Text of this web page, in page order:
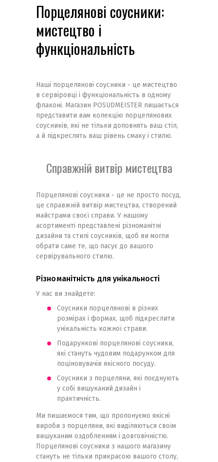
Порцелянові соусники:
мистецтво і
функціональність
Наші порцелянові соусники - це мистецтво
в сервіровці і функціональність в одному
флаконі. Магазин POSUDMEISTER пишається
представити вам колекцію порцелянових
соусників, які не тільки доповнять ваш стіл,
а й підкреслять ваш рівень смаку і стилю.
Справжній витвір мистецтва
Порцелянові соусники - це не просто посуд,
це справжній витвір мистецтва, створений
майстрами своєї справи. У нашому
асортименті представлені різноманітні
дизайни та стилі соусників, щоб ви могли
обрати саме те, що пасує до вашого
сервірувального стилю.
Різноманітність для унікальності
У нас ви знайдете:
Соусники порцелянові в різних
розмірах і формах, щоб підкреслити
унікальність кожної страви.
Подарункові порцелянові соусники,
які стануть чудовим подарунком для
поціновувачів якісного посуду.
Соусники з порцеляни, які поєднують
у собі вишуканий дизайн і
практичність.
Ми пишаємося тим, що пропонуємо якісні
вироби з порцеляни, які виділяються своїм
вишуканим оздобленням і довговічністю.
Порцелянові соусники з нашого магазину
стануть не тільки прикрасою вашого столу,